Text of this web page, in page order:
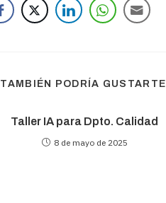
TAMBIÉN PODRÍA GUSTARTE
Taller IA para Dpto. Calidad
8 de mayo de 2025